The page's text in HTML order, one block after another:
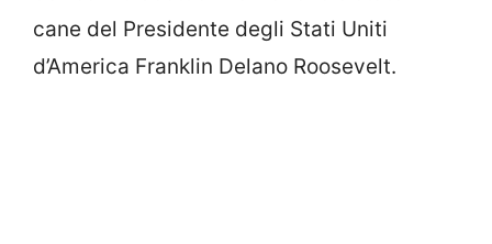
cane del Presidente degli Stati Uniti
d’America Franklin Delano Roosevelt.